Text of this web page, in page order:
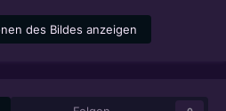
des Bildes anzeigen